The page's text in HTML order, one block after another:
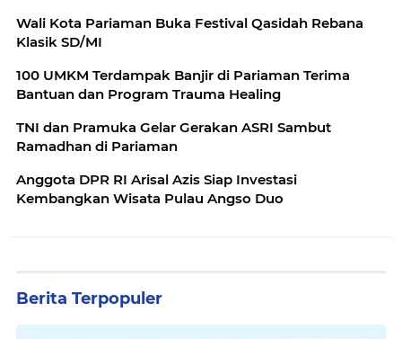
Wali Kota Pariaman Buka Festival Qasidah Rebana
Klasik SD/MI
100 UMKM Terdampak Banjir di Pariaman Terima
Bantuan dan Program Trauma Healing
TNI dan Pramuka Gelar Gerakan ASRI Sambut
Ramadhan di Pariaman
Anggota DPR RI Arisal Azis Siap Investasi
Kembangkan Wisata Pulau Angso Duo
Berita Terpopuler